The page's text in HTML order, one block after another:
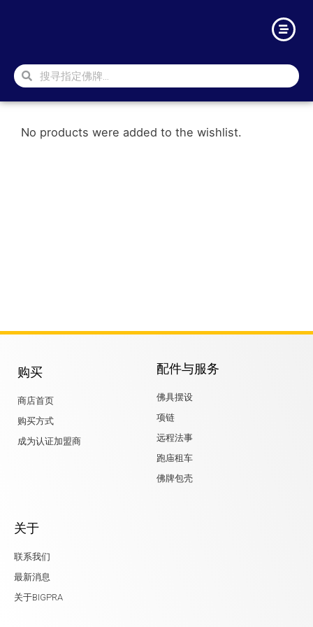
No products were added to the wishlist.
购买
商店首页
购买方式
成为认证加盟商
配件与服务
佛具摆设
项链
远程法事
跑庙租车
佛牌包壳
关于
联系我们
最新消息
关于BIGPRA